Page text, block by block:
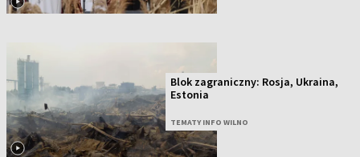
Blok zagraniczny: Rosja, Ukraina,
Estonia
TEMATY INFO WILNO